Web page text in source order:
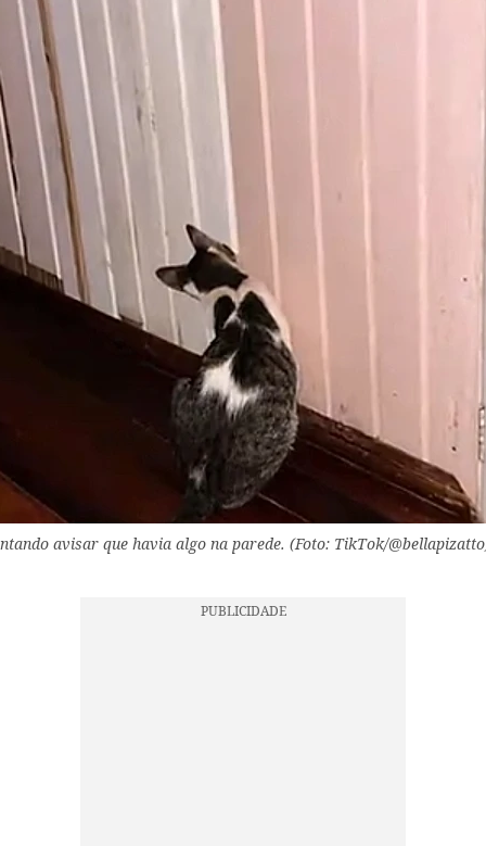
avisar que havia algo na parede. (Foto: TikTok/